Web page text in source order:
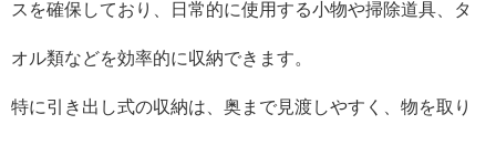
スを確保しており、日常的に使用する小物や掃除道具、タ
オル類などを効率的に収納できます。
特に引き出し式の収納は、奥まで見渡しやすく、物を取り